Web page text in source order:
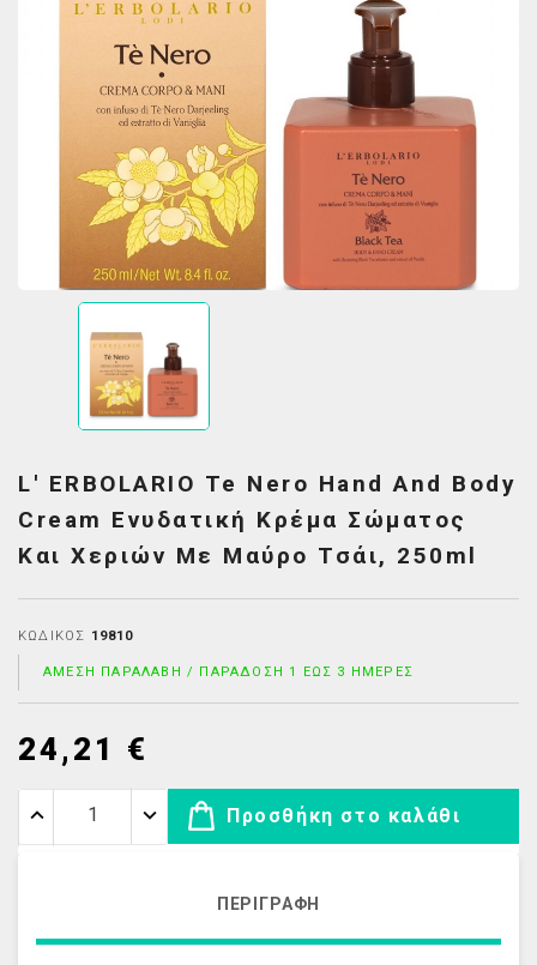
L' ERBOLARIO Te Nero Hand And Body
Cream Ενυδατική Κρέμα Σώματος
Και Χεριών Με Μαύρο Τσάι, 250ml
ΚΩΔΙΚΌΣ 19810
ΆΜΕΣΗ ΠΑΡΑΛΑΒΉ / ΠΑΡΆΔΟΣΗ 1 ΈΩΣ 3 ΗΜΈΡΕΣ
24,21 €
Προσθήκη στο καλάθι
ΠΕΡΙΓΡΑΦΉ